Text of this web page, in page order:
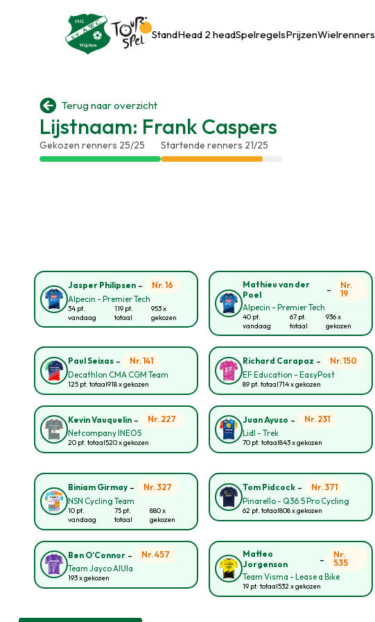
StandHead 2 headSpelregelsPrijzenWielrenners
 Terug naar overzicht
Lijstnaam: Frank Caspers
Gekozen renners 25/25 Startende renners 21/25
Jasper Philipsen -
Nr. 16
Alpecin - Premier Tech
34 pt.
vandaag
119 pt.
totaal
953 x
gekozen
Mathieu van der
Poel
-
Nr.
19
Alpecin - Premier Tech
40 pt.
vandaag
67 pt.
totaal
936 x
gekozen
Paul Seixas -
Nr. 141
Decathlon CMA CGM Team
125 pt. totaal918 x gekozen
Richard Carapaz -
Nr. 150
EF Education - EasyPost
89 pt. totaal714 x gekozen
Kevin Vauquelin -
Nr. 227
Netcompany INEOS
20 pt. totaal520 x gekozen
Juan Ayuso -
Nr. 231
Lidl - Trek
70 pt. totaal843 x gekozen
Biniam Girmay -
Nr. 327
NSN Cycling Team
10 pt.
vandaag
75 pt.
totaal
880 x
gekozen
Tom Pidcock -
Nr. 371
Pinarello - Q36.5 Pro Cycling
62 pt. totaal808 x gekozen
Ben O’Connor -
Nr. 457
Team Jayco AlUla
193 x gekozen
Matteo
Jorgenson
-
Nr.
535
Team Visma - Lease a Bike
19 pt. totaal532 x gekozen